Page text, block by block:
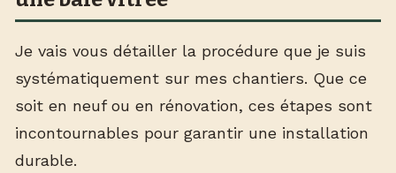
Je vais vous détailler la procédure que je suis
systématiquement sur mes chantiers. Que ce
soit en neuf ou en rénovation, ces étapes sont
incontournables pour garantir une installation
durable.